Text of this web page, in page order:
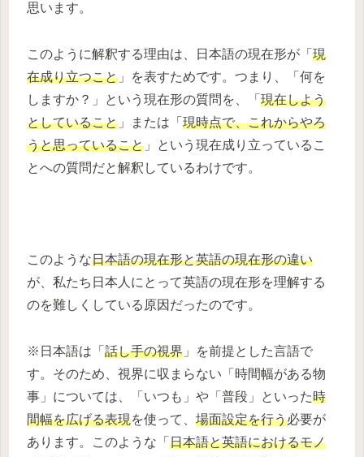
思います。
このように解釈する理由は、日本語の現在形が「 現
在成り立つこと 」を表すためです。つまり、「何を
しますか？」という現在形の質問を、「 現在しよう
としていること 」または「 現時点で、これからやろ
うと思っていること 」という現在成り立っているこ
とへの質問だと解釈しているわけです。
このような日本語の現在形と英語の現在形の違い
が、私たち日本人にとって英語の現在形を理解する
のを難しくしている原因だったのです。
※日本語は「 話し手の視界 」を前提とした言語で
す。そのため、視界に収まらない「時間幅がある物
事」については、「いつも」や「普段」といった時
間幅を広げる表現を使って、 場面設定を行う必要が
あります。このような「 日本語と英語におけるモノ